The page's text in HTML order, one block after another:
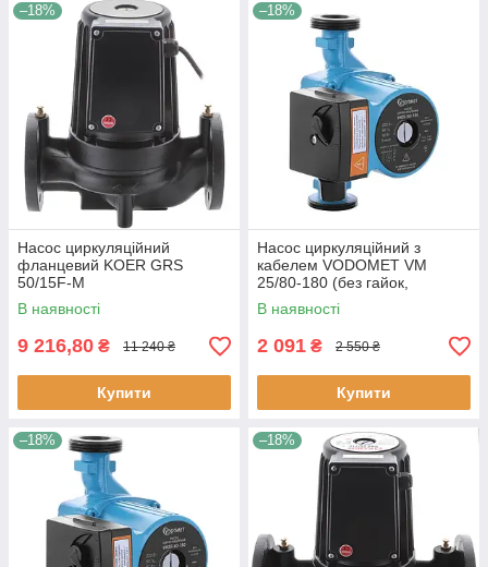
–18%
Насос циркуляційний
фланцевий KOER GRS
50/15F-M
В наявності
9 216,80 ₴ 11 240 ₴
Купити
–18%
Насос циркуляційний з
кабелем VODOMET VM
25/80-180 (без гайок,
обмотка-мідь)
В наявності
2 091 ₴ 2 550 ₴
Купити
–18% –18%